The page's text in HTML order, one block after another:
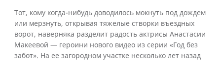
ворот «АЛЮТЕХ»
Тот, кому когда-нибудь доводилось мокнуть под дождем
или мерзнуть, открывая тяжелые створки въездных
ворот, наверняка разделит радость актрисы Анастасии
Макеевой — героини нового видео из серии «Год без
забот». На ее загородном участке несколько лет назад